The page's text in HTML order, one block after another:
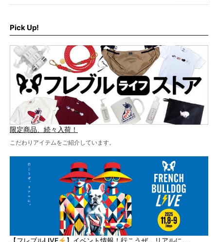
ど、内容盛りだくさんでお送りしていますので、最後まで
お見逃しなく！
Pick Up!
限定商品、続々入荷！
こだわりアイテムをご紹介しています。